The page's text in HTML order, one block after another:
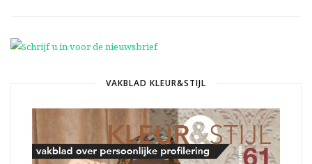
VAKBLAD KLEUR&STIJL